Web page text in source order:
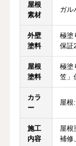
屋根
素材
ガル
外壁
塗料
極塗
保証
屋根
塗料
極塗
笠」
カラ
ー
屋根
施工
内容
屋根
補修